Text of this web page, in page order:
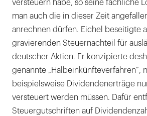
versteuern habe, so seine fachliche
man auch die in dieser Zeit
anrechnen dürfen. Eichel beseitigte
gravierenden Steuernachteil für
deutscher Aktien. Er konzipierte
genannte „Halbeinkünfteverfahren“,
beispielsweise Dividendenerträge
versteuert werden müssen. Dafür
Steuergutschriften auf